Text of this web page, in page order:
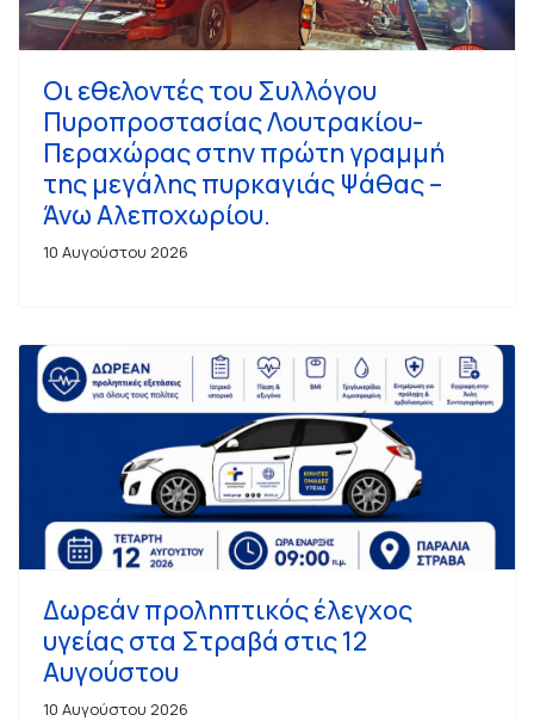
Οι εθελοντές του Συλλόγου
Πυροπροστασίας Λουτρακίου-
Περαχώρας στην πρώτη γραμμή
της μεγάλης πυρκαγιάς Ψάθας –
Άνω Αλεποχωρίου.
10 Αυγούστου 2026
Δωρεάν προληπτικός έλεγχος
υγείας στα Στραβά στις 12
Αυγούστου
10 Αυγούστου 2026